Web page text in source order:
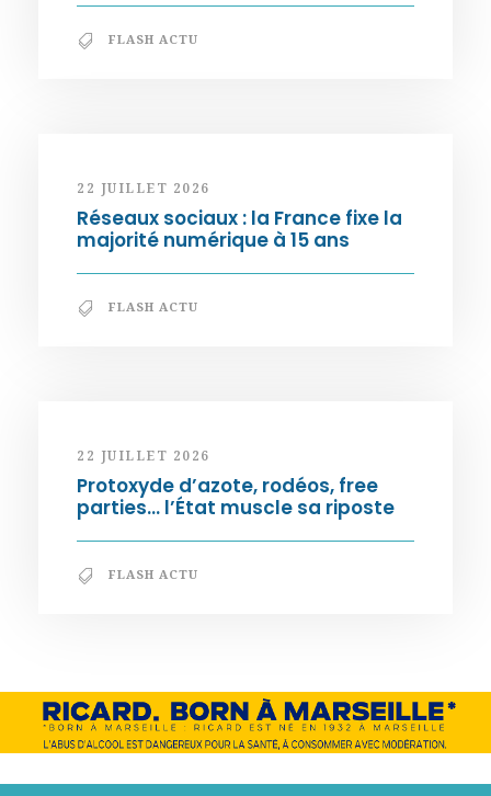
FLASH ACTU
22 JUILLET 2026
Réseaux sociaux : la France fixe la
majorité numérique à 15 ans
FLASH ACTU
22 JUILLET 2026
Protoxyde d’azote, rodéos, free
parties… l’État muscle sa riposte
FLASH ACTU